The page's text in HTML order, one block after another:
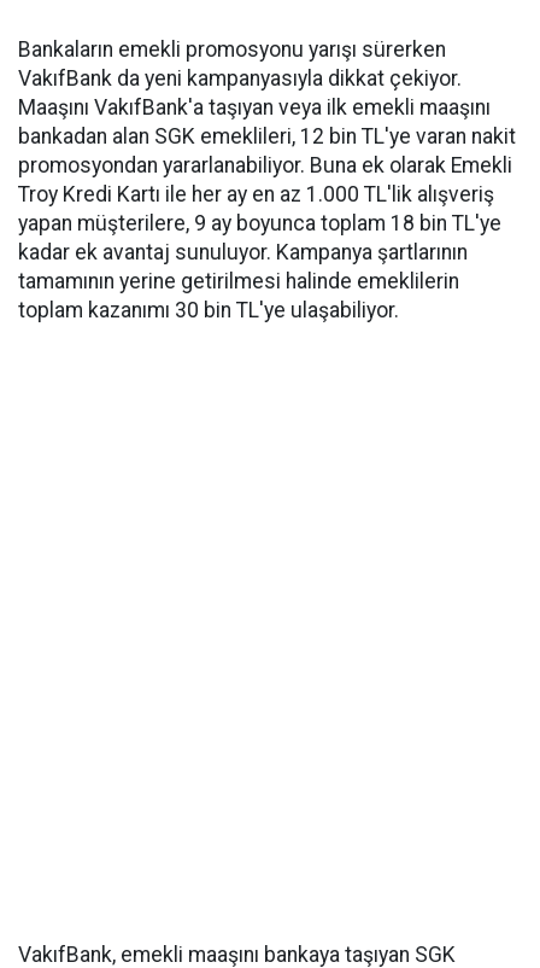
Bankaların emekli promosyonu yarışı sürerken
VakıfBank da yeni kampanyasıyla dikkat çekiyor.
Maaşını VakıfBank'a taşıyan veya ilk emekli maaşını
bankadan alan SGK emeklileri, 12 bin TL'ye varan nakit
promosyondan yararlanabiliyor. Buna ek olarak Emekli
Troy Kredi Kartı ile her ay en az 1.000 TL'lik alışveriş
yapan müşterilere, 9 ay boyunca toplam 18 bin TL'ye
kadar ek avantaj sunuluyor. Kampanya şartlarının
tamamının yerine getirilmesi halinde emeklilerin
toplam kazanımı 30 bin TL'ye ulaşabiliyor.
VakıfBank, emekli maaşını bankaya taşıyan SGK